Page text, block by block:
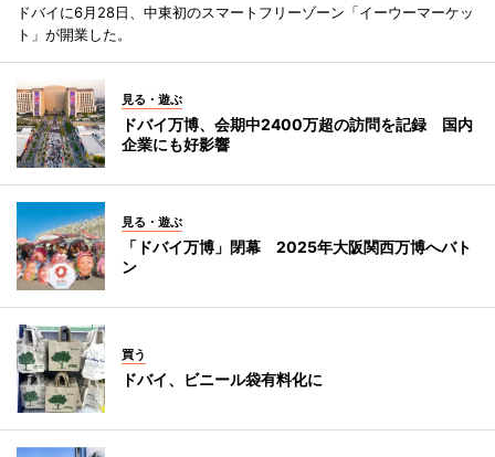
ドバイに6月28日、中東初のスマートフリーゾーン「イーウーマーケッ
ト」が開業した。
見る・遊ぶ
ドバイ万博、会期中2400万超の訪問を記録 国内
企業にも好影響
見る・遊ぶ
「ドバイ万博」閉幕 2025年大阪関西万博へバト
ン
買う
ドバイ、ビニール袋有料化に